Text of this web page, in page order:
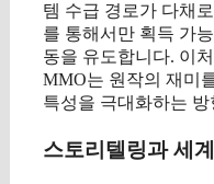
템 수급 경로가 다채
를 통해서만 획득 가
동을 유도합니다. 이
MMO는 원작의 재미
특성을 극대화하는
스토리텔링과 세